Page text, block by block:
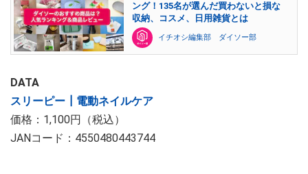
ング！135名が選んだ買わないと損な
収納、コスメ、日用雑貨とは
イチオシ編集部 ダイソー部
DATA
スリーピー┃電動ネイルケア
価格：1,100円（税込）
JANコード：4550480443744